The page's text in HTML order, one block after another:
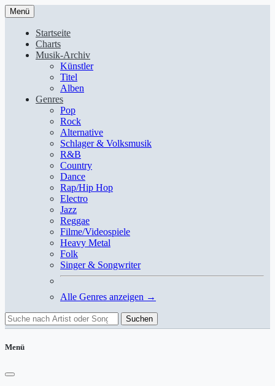
Menü
Startseite
Charts
Musik-Archiv
Künstler
Titel
Alben
Genres
Pop
Rock
Alternative
Schlager & Volksmusik
R&B
Country
Dance
Rap/Hip Hop
Electro
Jazz
Reggae
Filme/Videospiele
Heavy Metal
Folk
Singer & Songwriter
Alle Genres anzeigen →
Suchen
Menü